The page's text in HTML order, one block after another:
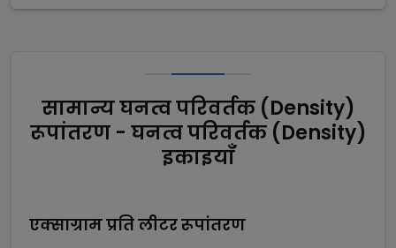
सामान्य घनत्व परिवर्तक (Density)
रूपांतरण - घनत्व परिवर्तक (Density)
इकाइयाँ
एक्साग्राम प्रति लीटररूपांतरण